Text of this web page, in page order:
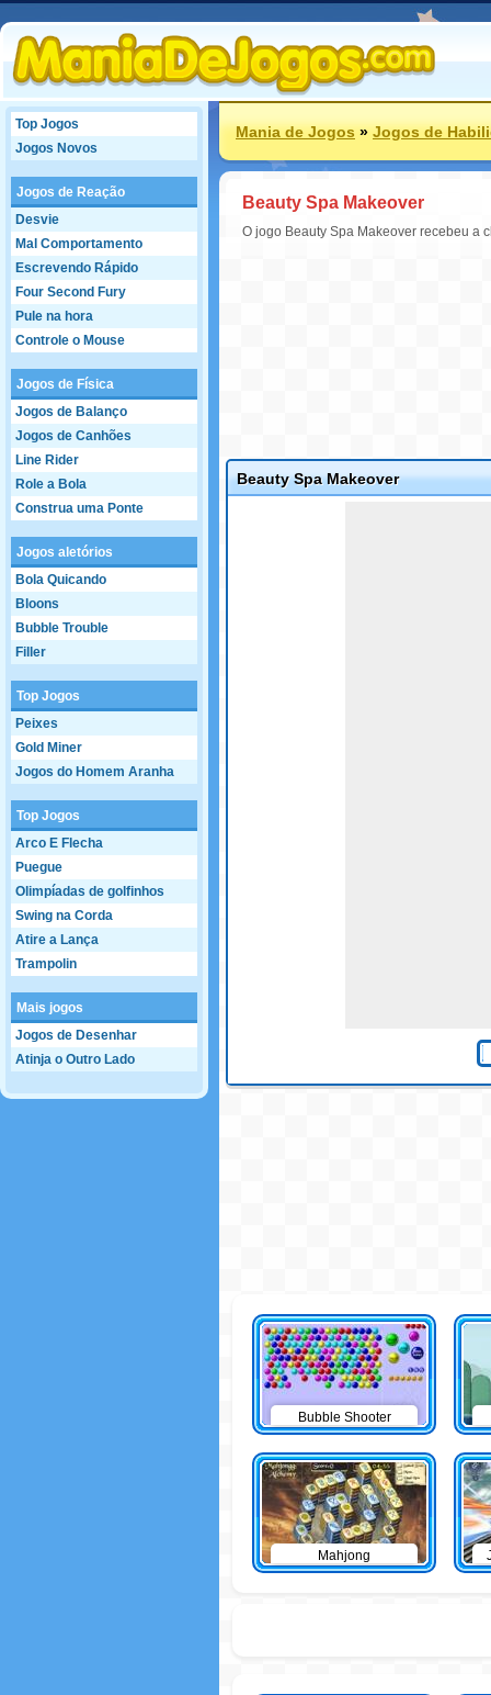
Top Jogos
Jogos Novos
Jogos de Reação
Desvie
Mal Comportamento
Escrevendo Rápido
Four Second Fury
Pule na hora
Controle o Mouse
Jogos de Física
Jogos de Balanço
Jogos de Canhões
Line Rider
Role a Bola
Construa uma Ponte
Jogos aletórios
Bola Quicando
Bloons
Bubble Trouble
Filler
Top Jogos
Peixes
Gold Miner
Jogos do Homem Aranha
Top Jogos
Arco E Flecha
Puegue
Olimpíadas de golfinhos
Swing na Corda
Atire a Lança
Trampolin
Mais jogos
Jogos de Desenhar
Atinja o Outro Lado
Mania de Jogos»Jogos de
Beauty Spa Makeover
O jogo Beauty Spa Makeover recebeu a
Beauty Spa Makeover
Bubble Shooter
Mahjong